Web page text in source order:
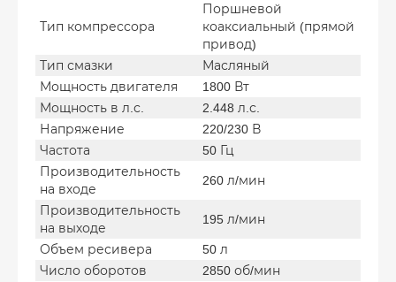
Тип компрессора
Поршневой
коаксиальный (прямой
привод)
Тип смазки
Масляный
Мощность двигателя
1800 Вт
Мощность в л.с.
2.448 л.с.
Напряжение
220/230 В
Частота
50 Гц
Производительность
на входе
260 л/мин
Производительность
на выходе
195 л/мин
Объем ресивера
50 л
Число оборотов
2850 об/мин